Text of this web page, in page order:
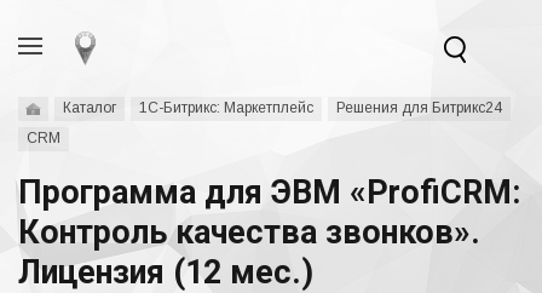
Каталог 1С-Битрикс: Маркетплейс
Решения для Битрикс24
CRM
Программа для ЭВМ «ProfiCRM:
Контроль качества звонков».
Лицензия (12 мес.)